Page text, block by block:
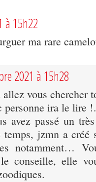
à 15h22
ma rare
2021 à 15h28
vous chercher
personne ira le lire
avez passé un
temps, jzmn a
notamment…
conseille, elle